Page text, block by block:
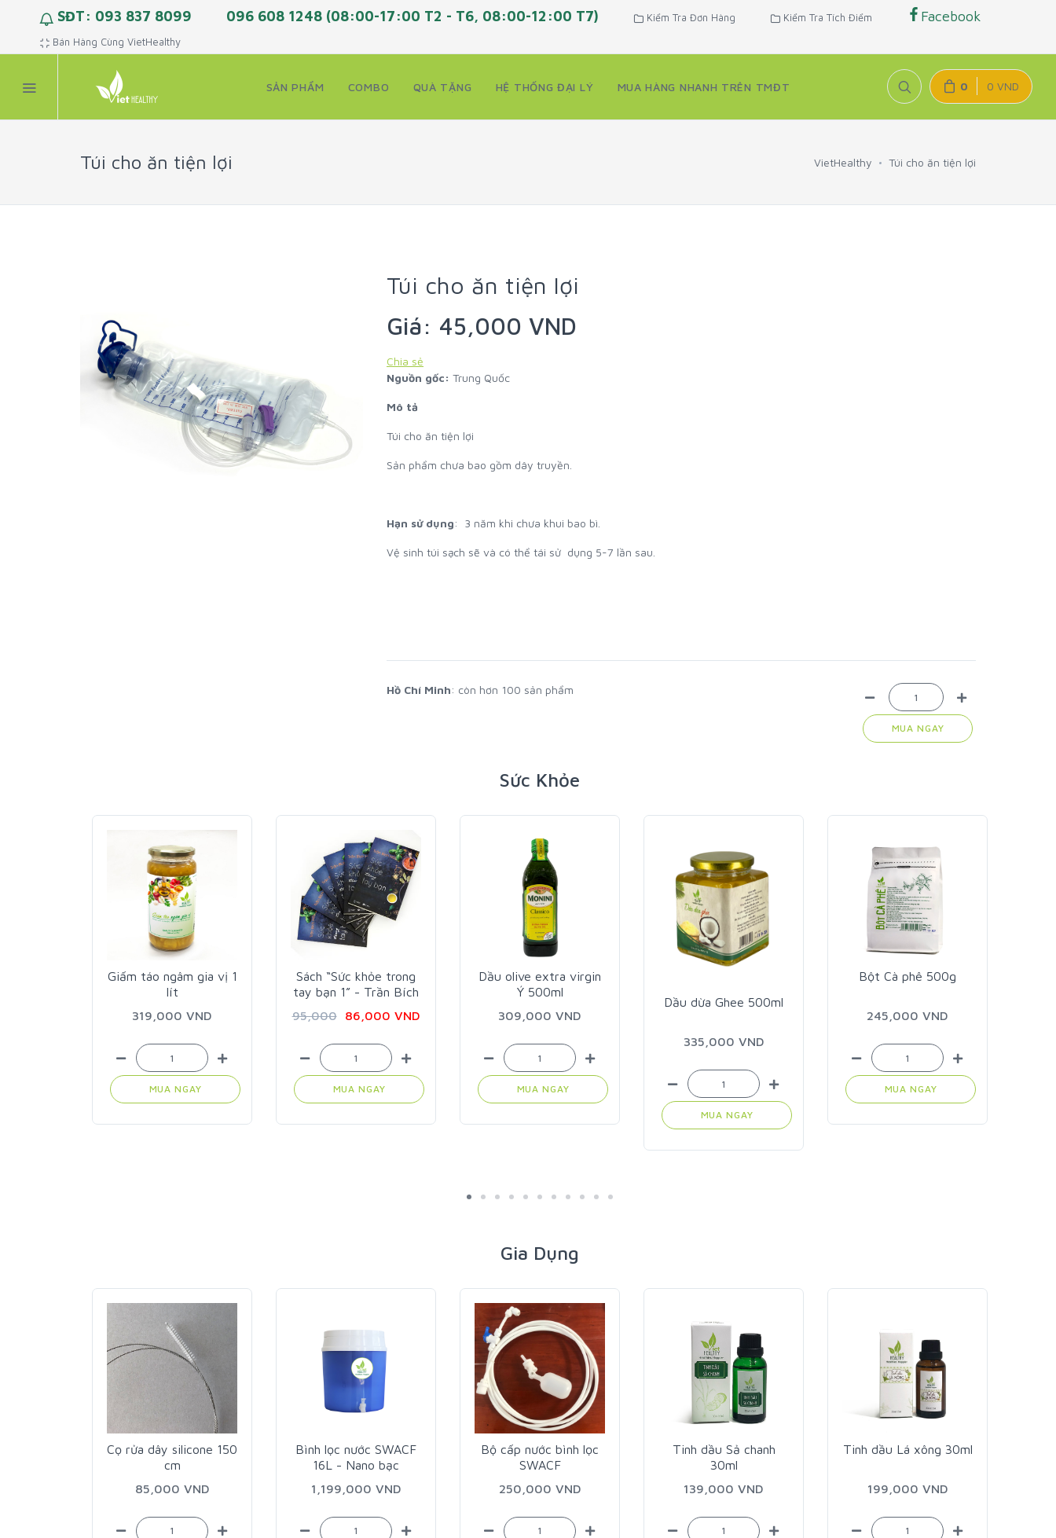
SĐT: 093 837 8099 096 608 1248 (08:00-17:00 T2 - T6, 08:00-12:00 T7) Kiểm Tra Đơn Hàng Kiểm Tra Tích Điểm Facebook
Bán Hàng Cùng VietHealthy
SẢN PHẨM COMBO QUÀ TẶNG HỆ THỐNG ĐẠI LÝ MUA HÀNG NHANH TRÊN TMĐT 0 0 VND
Túi cho ăn tiện lợi VietHealthy Túi cho ăn tiện lợi
Túi cho ăn tiện lợi
Giá: 45,000 VND
Chia sẻ
Nguồn gốc: Trung Quốc
Mô tả
Túi cho ăn tiện lợi
Sản phẩm chưa bao gồm dây truyền.
Hạn sử dụng: 3 năm khi chưa khui bao bì.
Vệ sinh túi sạch sẽ và có thể tái sử dụng 5-7 lần sau.
Hồ Chí Minh: còn hơn 100 sản phẩm
MUA NGAY
Sức Khỏe
Giấm táo ngâm gia vị 1
Sách “Sức khỏe trong
tay bạn 1” - Trần Bích
95,000 86,000 VND
MUA NGAY
Dầu olive extra virgin
309,000 VND
MUA NGAY
Dầu dừa Ghee 500ml
Bột Cà phê 500g Vỏ hạt mã đề 150g
MUA NGAY
Gia Dụng
Cọ rửa dây silicone 150
cm
85,000 VND
Bình lọc nước SWACF
16L - Nano bạc
1,199,000 VND
Bộ cấp nước bình lọc
SWACF
250,000 VND
Tinh dầu Sả chanh
30ml
139,000 VND
Tinh dầu Lá xông 30ml
199,000 VND